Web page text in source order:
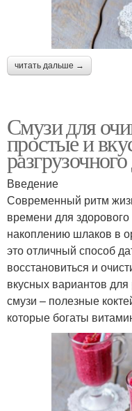
читать дальше →
Смузи для
простые и
Введение
Современный ритм
времени для
накоплению шлаков в
это отличный способ
восстановиться и
вкусных вариантов для
смузи – полезные
которые богаты